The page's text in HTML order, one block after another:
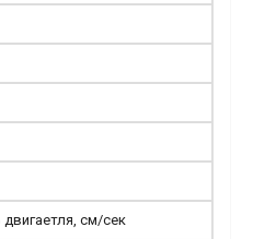
см/сек